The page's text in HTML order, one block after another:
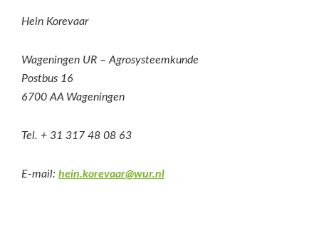
Hein Korevaar
Wageningen UR – Agrosysteemkunde
Postbus 16
6700 AA Wageningen
Tel. + 31 317 48 08 63
E-mail: hein.korevaar@wur.nl